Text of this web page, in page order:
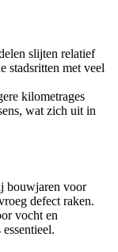
slijten relatief
stadsritten met veel
kilometrages
wat zich uit in
bouwjaren voor
defect raken.
vocht en